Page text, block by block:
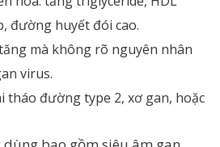
đường huyết đói cao.
mà không rõ nguyên nhân
virus.
tháo đường type 2, xơ gan, hoặc